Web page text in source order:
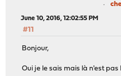
June 10, 2016, 12:02:55 PM
#11
Bonjour,
Oui je le sais mais là n'est pas